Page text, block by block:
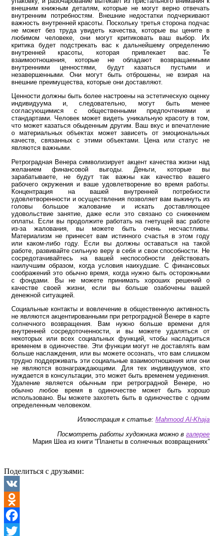
внешним книжным деталям, которые не могут верно отвечать
внутренним потребностям. Внешние недостатки подчеркивают
важность внутренней красоты. Поскольку третья сторона подчас
не может без труда увидеть качества, которые вы цените в
любимом человеке, они могут критиковать ваш выбор. Их
критика будет подстрекать вас к дальнейшему определению
внутренней красоты, которая привлекает вас. Те
взаимоотношения, которые не обладают возвращаемыми
внутренними ценностями, будут казаться пустыми и
незавершенными. Они могут быть отброшены, не взирая на
внешние преимущества, которые они доставляют.
Ценности должны быть более настроены на эстетическую оценку
индивидуума и, следовательно, могут быть менее
согласующимися с общественными предпочтениями и
стандартами. Человек может видеть уникальную красоту в том,
что может казаться обыденным другим. Ваш вкус и впечатление
о материальных объектах может зависеть от эмоциональных
качеств, связанных с этими объектами. Цена или статус не
являются важными.
Ретроградная Венера символизирует акцент качества жизни над
желанием финансовой выгоды. Деньги, которые вы
зарабатываете, не будут так важны как качество вашего
рабочего окружения и ваше удовлетворение во время работы.
Концентрация на вашей внутренней потребности
удовлетворенности и осуществления позволяет вам выкинуть из
головы большое жалование и искать доставляющее
удовольствие занятие, даже если это связано со снижением
оплаты. Если вы продолжите работать на гнетущей вас работе
из-за жалования, вы можете быть очень несчастливы.
Материализм не принесет вам истинного счастья в этом году
или каком-либо году. Если вы должны оставаться на такой
работе, развивайте сильную веру в себя и свои способности. Не
сосредотачивайтесь на вашей неспособности действовать
наилучшим образом, когда условия наихудшие. С финансовых
соображений это обычно время, когда нужно быть осторожными
с фондами. Вы не можете принимать хороших решений о
качестве своей жизни, если вы больше озабочены вашей
денежной ситуацией.
Социальные контакты и вовлечение в общественную активность
не являются акцентированными при ретроградной Венере в карте
солнечного возвращения. Вам нужно больше времени для
внутренней сосредоточенности, и вы можете удаляться от
некоторых или всех социальных функций, чтобы насладиться
временем в одиночестве. Эти функции могут не доставлять вам
больше наслаждения, или вы можете осознать, что вам слишком
трудно поддерживать эти социальные взаимоотношения или они
не являются вознаграждающими. Для тех индивидуумов, кто
нуждается в консультации, это может быть временем уединения.
Удаление является обычным при ретроградной Венере, но
обычно любое время в одиночестве может быть хорошо
использовано. Вы можете захотеть быть в одиночестве с одним
определенным человеком.
Иллюстрация к статье: Mahmood Al-Khaja
Посмотреть работы художника можно в галерее
Мария Шеа из книги “Планеты в солнечных возвращениях”
Поделиться с друзьями:
VK
Odnoklassniki
Facebook